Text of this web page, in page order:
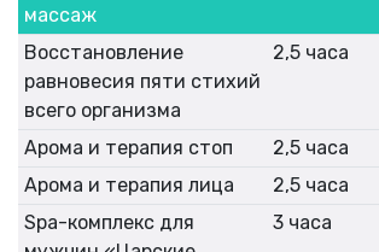
массаж
Восстановление
равновесия пяти стихий
всего организма
2,5 часа
Арома и терапия стоп 2,5 часа
Арома и терапия лица
2,5 часа
Spa-комплекс для
3 часа